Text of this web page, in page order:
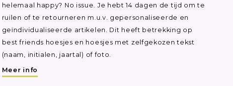
helemaal happy? No issue. Je hebt 14 dagen de tijd om te
ruilen of te retourneren m.u.v. gepersonaliseerde en
geïndividualiseerde artikelen. Dit heeft betrekking op
best friends hoesjes en hoesjes met zelfgekozen tekst
(naam, initialen, jaartal) of foto.
Meer info